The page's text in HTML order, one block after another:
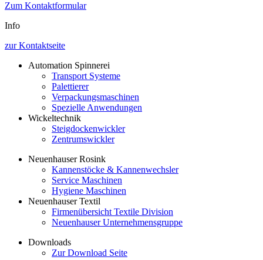
Zum Kontaktformular
Info
zur Kontaktseite
Automation Spinnerei
Transport Systeme
Palettierer
Verpackungsmaschinen
Spezielle Anwendungen
Wickeltechnik
Steigdockenwickler
Zentrumswickler
Neuenhauser Rosink
Kannenstöcke & Kannenwechsler
Service Maschinen
Hygiene Maschinen
Neuenhauser Textil
Firmenübersicht Textile Division
Neuenhauser Unternehmensgruppe
Downloads
Zur Download Seite